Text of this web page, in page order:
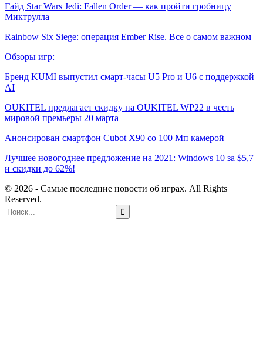
Гайд Star Wars Jedi: Fallen Order — как пройти гробницу
Миктрулла
Rainbow Six Siege: операция Ember Rise. Все о самом важном
Обзоры игр:
Бренд KUMI выпустил смарт-часы U5 Pro и U6 с поддержкой
AI
OUKITEL предлагает скидку на OUKITEL WP22 в честь
мировой премьеры 20 марта
Анонсирован смартфон Cubot X90 со 100 Мп камерой
Лучшее новогоднее предложение на 2021: Windows 10 за $5,7
и скидки до 62%!
© 2026 - Самые последние новости об играх. All Rights
Reserved.